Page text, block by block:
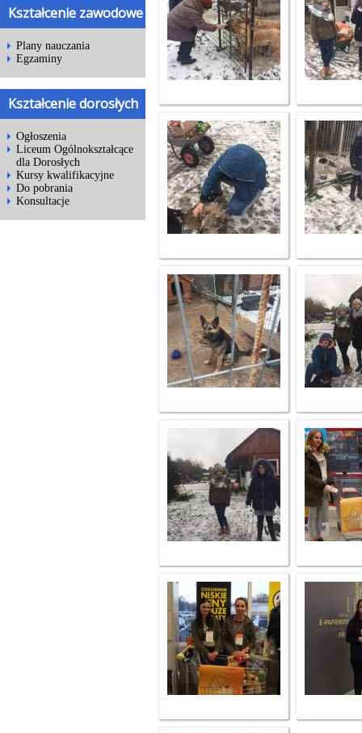
Kształcenie zawodowe
Plany nauczania
Egzaminy
Kształcenie dorosłych
Ogłoszenia
Liceum Ogólnokształcące
dla Dorosłych
Kursy kwalifikacyjne
Do pobrania
Konsultacje